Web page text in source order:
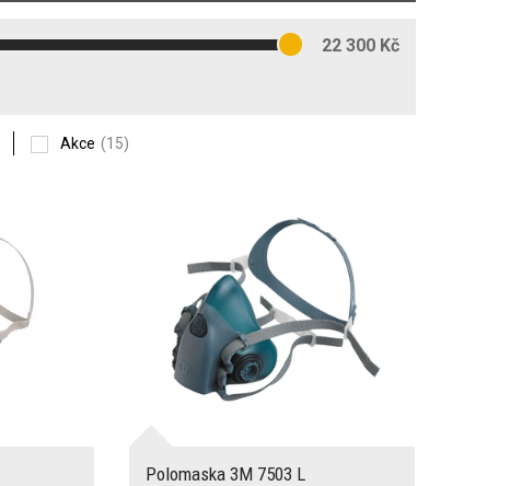
22 300 Kč
Akce (15)
Polomaska 3M 7503 L